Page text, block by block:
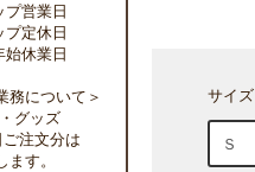
サイズ
営業日
定休日
休業日
務について＞
グッズ
ご注文分は
ます。